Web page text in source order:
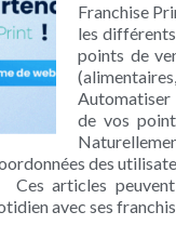
Franchise
les
points de
Automatiser
de vos
des
articles peuvent
avec ses